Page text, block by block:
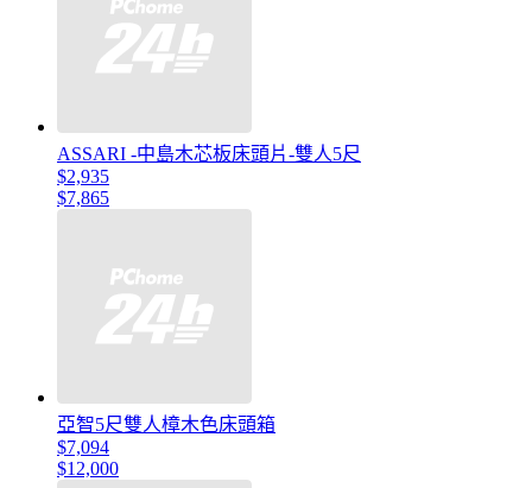
ASSARI -中島木芯板床頭片-雙人5尺
$2,935
$7,865
亞智5尺雙人樟木色床頭箱
$7,094
$12,000